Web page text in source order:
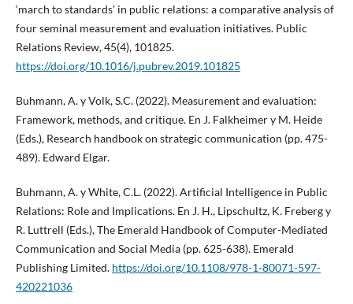
‘march to standards’ in public relations: a comparative analysis of
four seminal measurement and evaluation initiatives. Public
Relations Review, 45(4), 101825.
https://doi.org/10.1016/j.pubrev.2019.101825
Buhmann, A. y Volk, S.C. (2022). Measurement and evaluation:
Framework, methods, and critique. En J. Falkheimer y M. Heide
(Eds.), Research handbook on strategic communication (pp. 475-
489). Edward Elgar.
Buhmann, A. y White, C.L. (2022). Artificial Intelligence in Public
Relations: Role and Implications. En J. H., Lipschultz, K. Freberg y
R. Luttrell (Eds.), The Emerald Handbook of Computer-Mediated
Communication and Social Media (pp. 625-638). Emerald
Publishing Limited. https://doi.org/10.1108/978-1-80071-597-
420221036